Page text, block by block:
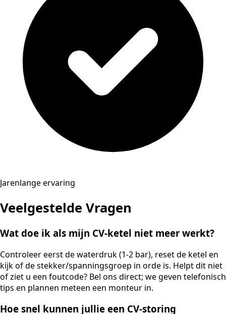
Jarenlange ervaring
Veelgestelde Vragen
Wat doe ik als mijn CV-ketel niet meer werkt?
Controleer eerst de waterdruk (1-2 bar), reset de ketel en
kijk of de stekker/spanningsgroep in orde is. Helpt dit niet
of ziet u een foutcode? Bel ons direct; we geven telefonisch
tips en plannen meteen een monteur in.
Hoe snel kunnen jullie een CV-storing